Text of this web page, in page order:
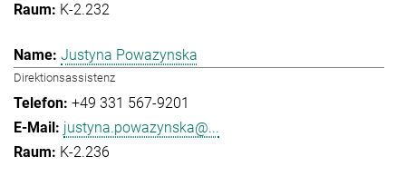
K-2.232
Justyna Powazynska
Direktionsassistenz
+49 331 567-9201
justyna.powazynska@...
K-2.236